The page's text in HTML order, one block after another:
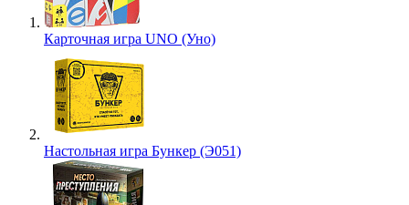
Карточная игра UNO (Уно)
Настольная игра Бункер (Э051)